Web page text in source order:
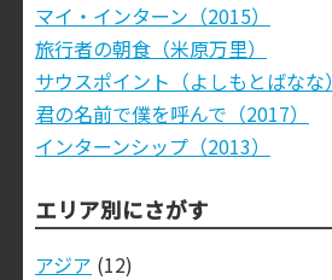
マイ・インターン（2015）
旅行者の朝食（米原万里）
サウスポイント（よしもとばなな）
君の名前で僕を呼んで（2017）
インターンシップ（2013）
エリア別にさがす
アジア (12)